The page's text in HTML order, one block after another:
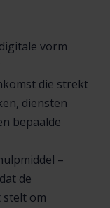
vorm
die strekt
diensten
bepaalde
–
de
stelt om